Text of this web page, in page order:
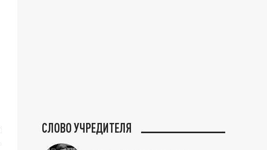
СЛОВО УЧРЕДИТЕЛЯ